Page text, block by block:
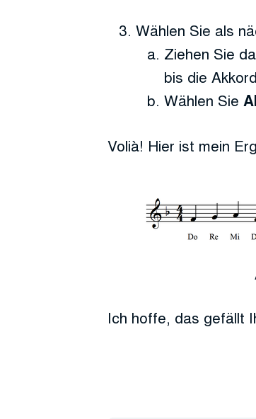
Wählen Sie als
Ziehen Sie
bis die
Wählen Sie
Volià! Hier ist mein
Ich hoffe, das gefällt